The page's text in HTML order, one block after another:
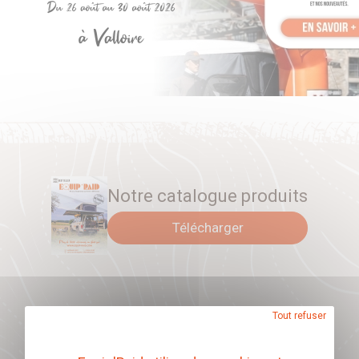
NON COMPATIBLE AVEC LE BLOCAGE DE DIFFÉRENTIEL
fournie.
Notre catalogue produits
Télécharger
Tout refuser